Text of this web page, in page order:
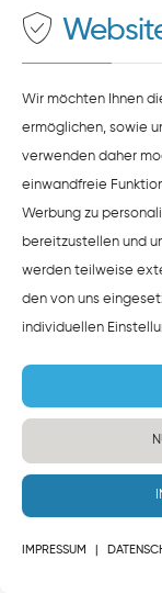
Wir möchten Ihnen
ermöglichen, sowie
verwenden daher
einwandfreie
Werbung zu
bereitzustellen und
werden teilweise
den von uns
individuellen
IMPRESSUM